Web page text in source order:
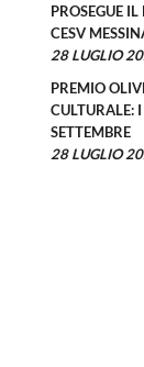
PROSEGUE
CESV
28 LUGLIO
PREMIO
CULTURALE:
SETTEMBRE
28 LUGLIO